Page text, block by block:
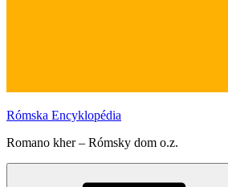
Rómska Encyklopédia
Romano kher – Rómsky dom o.z.